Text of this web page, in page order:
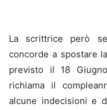
La scrittrice però
concorde a spostare
previsto il 18
richiama il
alcune indecisioni e